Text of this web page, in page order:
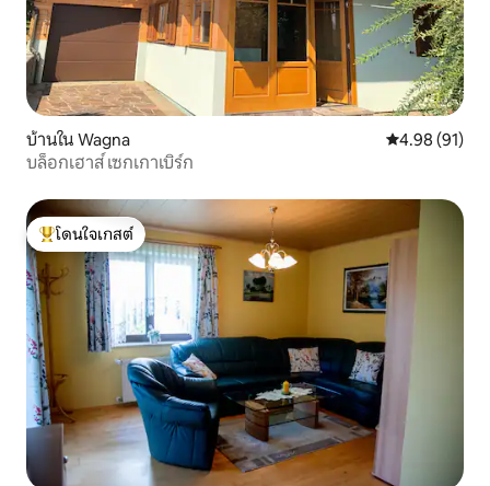
บ้านใน Wagna คะแนนเฉลี่ย
4.98 (91)
บล็อกเฮาส์ เซกเกาเบิร์ก
โดนใจเกสต์ที่สุด
โดนใจเกสต์